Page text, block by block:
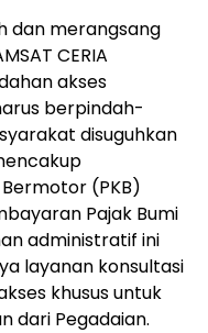
dan merangsang
CERIA
akses
berpindah-
disuguhkan
(PKB)
Pajak Bumi
administratif ini
layanan konsultasi
khusus untuk
dari Pegadaian.